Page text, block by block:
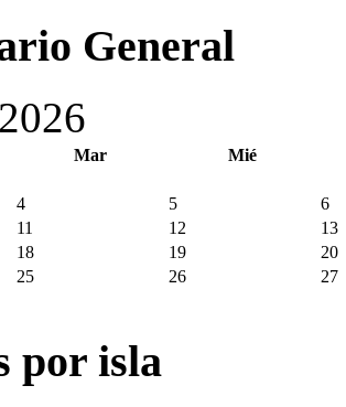
General
Mar Mié
4 5
6
11 12
13
18 19
20
25 26
27
por isla